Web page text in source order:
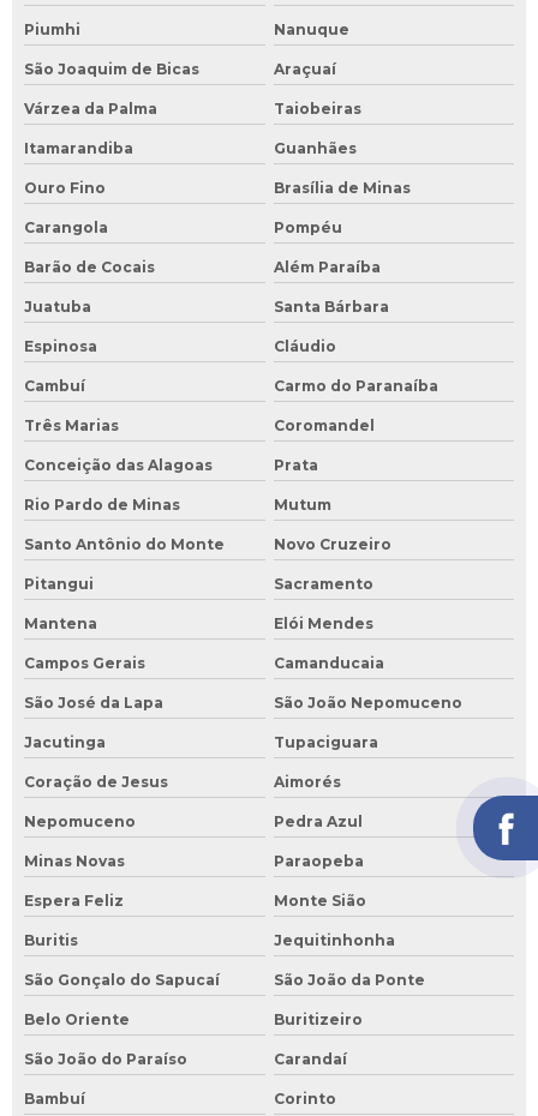
Piumhi Nanuque
São Joaquim de Bicas Araçuaí
Várzea da Palma Taiobeiras
Itamarandiba Guanhães
Ouro Fino Brasília de Minas
Carangola Pompéu
Barão de Cocais Além Paraíba
Juatuba Santa Bárbara
Espinosa Cláudio
Cambuí Carmo do Paranaíba
Três Marias Coromandel
Conceição das Alagoas Prata
Rio Pardo de Minas Mutum
Santo Antônio do Monte Novo Cruzeiro
Pitangui Sacramento
Mantena Elói Mendes
Campos Gerais Camanducaia
São José da Lapa São João Nepomuceno
Jacutinga Tupaciguara
Coração de Jesus Aimorés
Nepomuceno Pedra Azul
Minas Novas Paraopeba
Espera Feliz Monte Sião
Buritis Jequitinhonha
São Gonçalo do Sapucaí São João da Ponte
Belo Oriente Buritizeiro
São João do Paraíso Carandaí
Bambuí Corinto